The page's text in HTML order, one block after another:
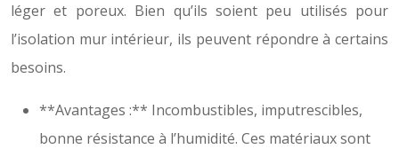
léger et poreux. Bien qu’ils soient peu utilisés pour
l’isolation mur intérieur, ils peuvent répondre à certains
besoins.
**Avantages :** Incombustibles, imputrescibles,
bonne résistance à l’humidité. Ces matériaux sont